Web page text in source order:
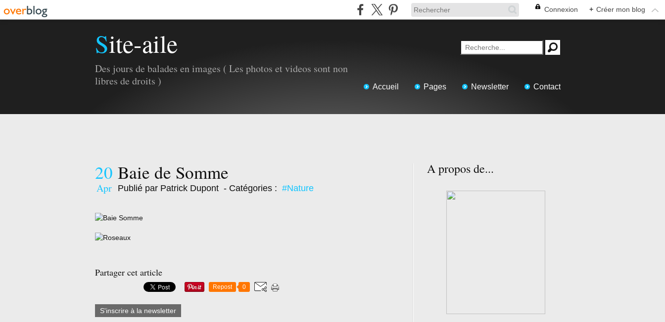
Connexion + Créer mon blog
Site-aile
Des jours de balades en images ( Les photos et videos sont non
libres de droits )
Accueil Pages Newsletter Contact
20
Apr
Baie de Somme
Publié par Patrick Dupont - Catégories : #Nature
Partager cet article
Repost 0
S'inscrire à la newsletter
A propos de...